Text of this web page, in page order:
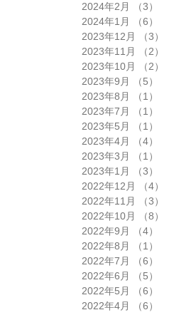
2024年2月
（3）
2024年1月
（6）
2023年12月
（3）
2023年11月
（2）
2023年10月
（2）
2023年9月
（5）
2023年8月
（1）
2023年7月
（1）
2023年5月
（1）
2023年4月
（4）
2023年3月
（1）
2023年1月
（3）
2022年12月
（4）
2022年11月
（3）
2022年10月
（8）
2022年9月
（4）
2022年8月
（1）
2022年7月
（6）
2022年6月
（5）
2022年5月
（6）
2022年4月
（6）